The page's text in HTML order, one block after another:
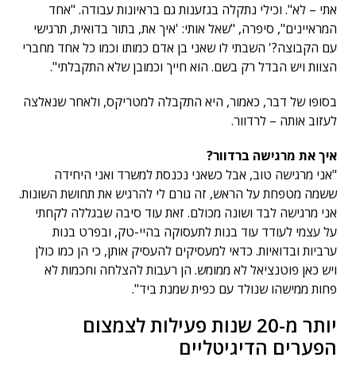
אתי – לא". וכילי נתקלה בגזענות גם בראיונות עבודה. "אחד
המראיינים", סיפרה, "שאל אותי: 'איך את, בתור בדואית, תרגישי
עם הקבוצה?' השבתי לו שאני בן אדם כמותו וכמו כל אחד מחברי
הצוות ויש הבדל רק בשם. הוא חייך וכמובן שלא התקבלתי".
בסופו של דבר, כאמור, היא התקבלה למטריקס, ולאחר שנאלצה
לעזוב אותה – לרדוור.
איך את מרגישה ברדוור?
"אני מרגישה טוב, אבל כשאני נכנסת למשרד ואני היחידה
ששמה מטפחת על הראש, זה גורם לי להרגיש את תחושת השונות.
אני מרגישה לבד ושונה מכולם. זאת עוד סיבה שבגללה לקחתי
על עצמי לעודד עוד בנות לתעסוקה בהיי-טק, ובפרט בנות
ערביות ובדואיות. כדאי למעסיקים להעסיק אותן, כי הן כמו כולן
ויש כאן פוטנציאל לא ממומש. הן רעבות להצלחה וחכמות לא
פחות ממישהו שנולד עם כפית שמנת ביד".
יותר מ-20 שנות פעילות לצמצום
הפערים הדיגיטליים